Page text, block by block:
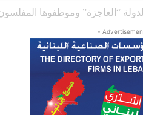
الدولة “العاجزة” وموظفوها